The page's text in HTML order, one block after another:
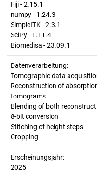
Fiji - 2.15.1
numpy - 1.24.3
SimpleITK - 2.3.1
SciPy - 1.11.4
Biomedisa - 23.09.1
Datenverarbeitung:
Tomographic data
Reconstruction of
tomograms
Blending of both
8-bit conversion
Stitching of height steps
Cropping
Erscheinungsjahr:
2025